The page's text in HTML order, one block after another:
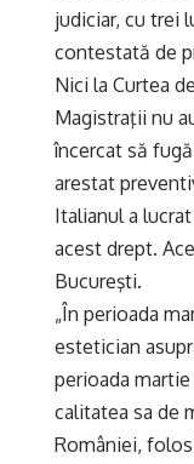
judiciar, cu trei
contestată de
Nici la Curtea
Magistraţii nu
încercat să
arestat
Italianul a
acest drept.
Bucureşti.
„În perioada
estetician
perioada
calitatea sa de
României,